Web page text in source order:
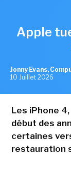
Apple
Jonny Evans,
10 Juillet 2026
Les iPhone
début des
certaines
restauration